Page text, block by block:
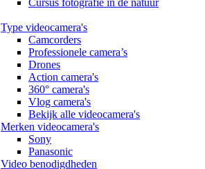
Type videocamera's
Camcorders
Professionele camera’s
Drones
Action camera's
360° camera's
Vlog camera's
Bekijk alle videocamera's
Merken videocamera's
Sony
Panasonic
Video benodigdheden